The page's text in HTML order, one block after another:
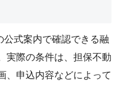
公式案内で確認できる融
実際の条件は、担保不動
、申込内容などによって